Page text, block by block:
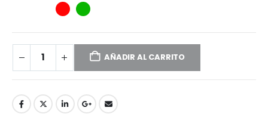
AÑADIR AL CARRITO